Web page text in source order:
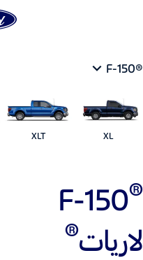
®F-150
XL
XLT
F-150®‎
لاريات®